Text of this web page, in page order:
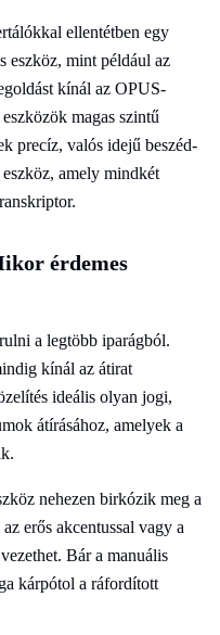
ellentétben egy
eszköz, mint például az
kínál az OPUS-
magas szintű
precíz, valós idejű beszéd-
amely mindkét
érdemes
a legtöbb iparágból.
kínál az átirat
ideális olyan jogi,
átírásához, amelyek a
nehezen birkózik meg a
erős akcentussal vagy a
Bár a manuális
kárpótol a ráfordított